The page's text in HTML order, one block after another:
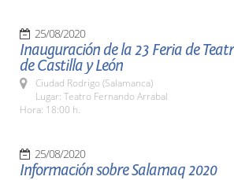
25/08/2020
Inauguración de la 23 Feria de
de Castilla y León
Ciudad Rodrigo (Salamanca)
Lugar: Teatro Fernando Arrabal
Hora: 18:00 h.
25/08/2020
Información sobre Salamaq 2020